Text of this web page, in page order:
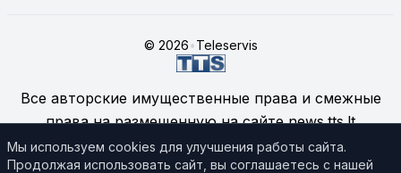
© 2026•Teleservis
Все авторские имущественные права и смежные
права на размещенную на сайте news.tts.lt
информацию принадлежат ЗАО "Telekomunikacinių
technologijų servisas", если не указано иное.
Мы используем cookies для улучшения работы сайта.
Продолжая использовать сайт, вы соглашаетесь с нашей